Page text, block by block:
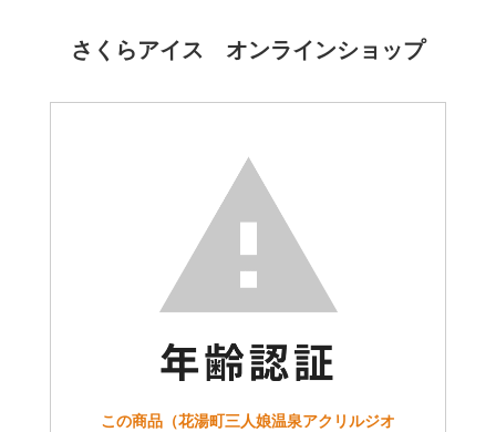
さくらアイス オンラインショップ
この商品（花湯町三人娘温泉アクリルジオ